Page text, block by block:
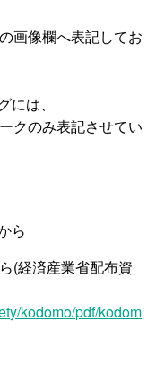
画像欄へ表記してお
は、
クのみ表記させてい
ら
(経済産業省配布資
kodomo/pdf/kodom